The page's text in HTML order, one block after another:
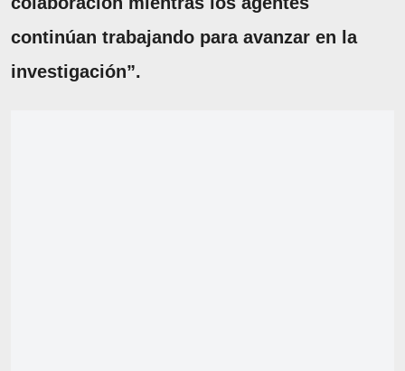
continúan trabajando para avanzar en la
investigación”.